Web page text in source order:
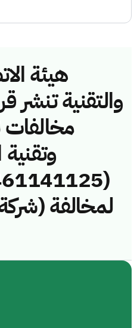
هيئة
والتقنية تنشر
مخالفات
لمخالفة